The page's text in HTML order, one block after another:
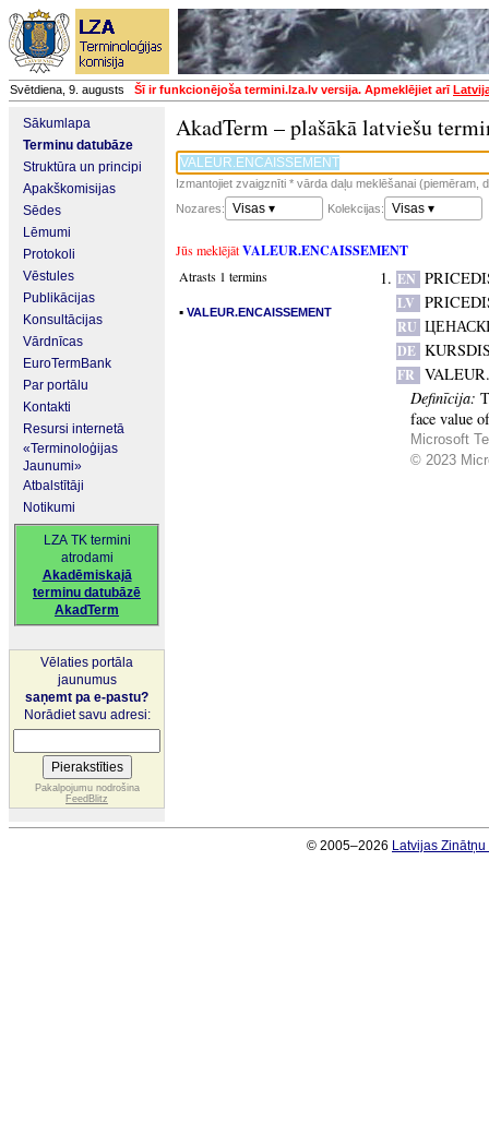
Svētdiena, 9. augusts Šī ir funkcionējoša termini.lza.lv versija. Apmeklējiet arī
Sākumlapa
Terminu datubāze
Struktūra un principi
Apakškomisijas
Sēdes
Lēmumi
Protokoli
Vēstules
Publikācijas
Konsultācijas
Vārdnīcas
EuroTermBank
Par portālu
Kontakti
Resursi internetā
«Terminoloģijas
Jaunumi»
Atbalstītāji
Notikumi
LZA TK termini
atrodami
Akadēmiskajā
terminu datubāzē
AkadTerm
Vēlaties portāla
jaunumus
saņemt pa e-pastu?
Norādiet savu adresi:
Pakalpojumu nodrošina
FeedBlitz
AkadTerm – plašākā latviešu
Izmantojiet zvaigznīti * vārda daļu meklēšanai (piemēram,
Nozares:
Visas ▾ Kolekcijas: Visas ▾
Jūs meklējātVALEUR.ENCAISSEMENT
Atrasts 1 termins
▪ VALEUR.ENCAISSEMENT
EN
LV
RU
DE
FR
Definīcija:
face value
Microsoft
© 2023
© 2005–2026 Latvijas